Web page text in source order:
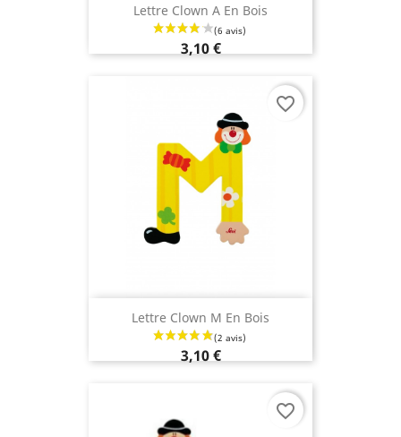
Lettre Clown A En Bois
3,10 €
Lettre Clown M En Bois
3,10 €
favorite_border
favorite_border